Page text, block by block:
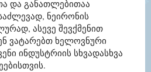
და განათლებითაა
ნეირონის
ასევე შევქმენით
ვატარებთ ხელოვნური
ინდუსტრიის სხვადასხვა